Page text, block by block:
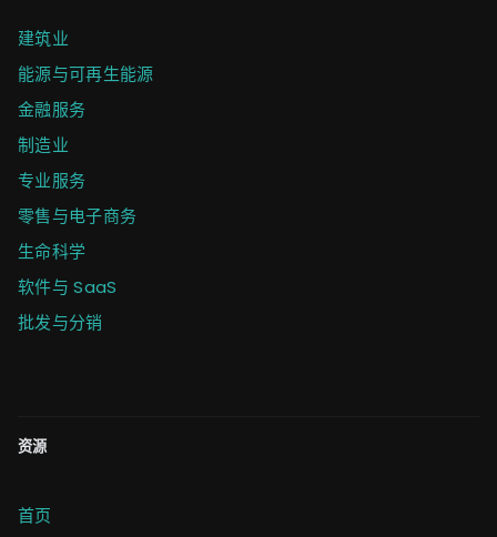
建筑业
能源与可再生能源
金融服务
制造业
专业服务
零售与电子商务
生命科学
软件与 SaaS
批发与分销
资源
首页